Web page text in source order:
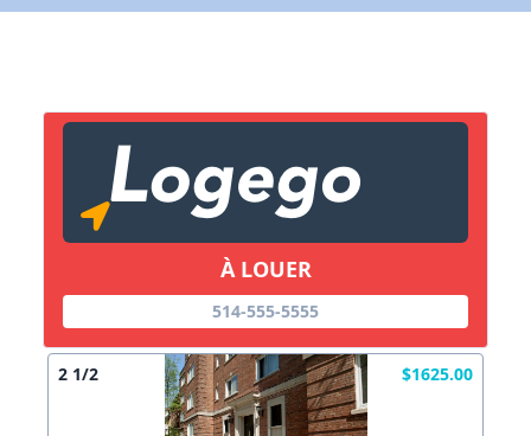
À LOUER
514-555-5555
2 1/2 $1625.00
X Fermer
Lien vers inscription (sera inclus dans courriel)
Copier lien
X Fermer